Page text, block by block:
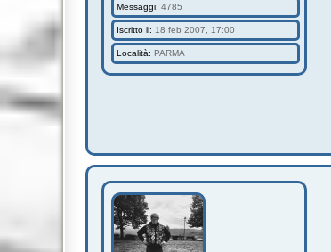
Messaggi: 4785
Iscritto il: 18 feb 2007, 17:00
Località: PARMA